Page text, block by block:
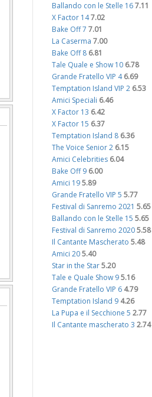
Ballando con le Stelle 16 7.11
X Factor 147.02
Bake Off 7 7.01
La Caserma 7.00
Bake Off 8 6.81
Tale Quale e Show 10 6.78
Grande Fratello VIP 4 6.69
Temptation Island VIP 2 6.53
Amici Speciali 6.46
X Factor 13 6.42
X Factor 15 6.37
Temptation Island 8 6.36
The Voice Senior 2 6.15
Amici Celebrities 6.04
Bake Off 9 6.00
Amici 19 5.89
Grande Fratello VIP 5 5.77
Festival di Sanremo 2021 5.65
Ballando con le Stelle 15 5.65
Festival di Sanremo 2020 5.58
Il Cantante Mascherato 5.48
Amici 20 5.40
Star in the Star 5.20
Tale e Quale Show 9 5.16
Grande Fratello VIP 6 4.79
Temptation Island 9 4.26
La Pupa e il Secchione 5 2.77
Il Cantante mascherato 3 2.74